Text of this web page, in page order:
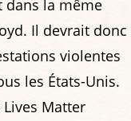
dans la même
Il devrait donc
violentes
les États-Unis.
Matter